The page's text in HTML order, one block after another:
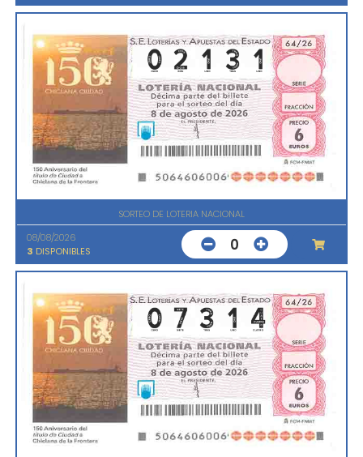
SORTEO DE LOTERIA NACIONAL
08/08/2026
3 DISPONIBLES 0